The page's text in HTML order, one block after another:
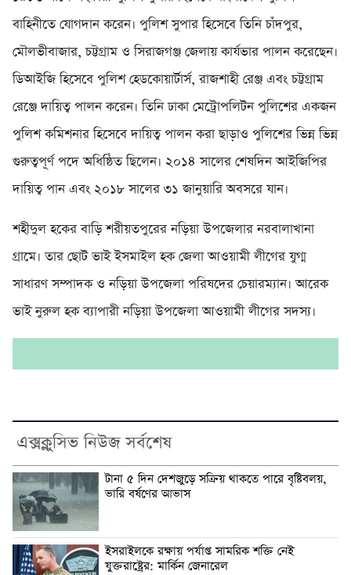
বাহিনীতে যোগদান করেন। পুলিশ সুপার হিসেবে তিনি চাঁদপুর,
মৌলভীবাজার, চট্টগ্রাম ও সিরাজগঞ্জ জেলায় কার্যভার পালন করেছেন।
ডিআইজি হিসেবে পুলিশ হেডকোয়ার্টার্স, রাজশাহী রেঞ্জ এবং চট্টগ্রাম
রেঞ্জে দায়িত্ব পালন করেন। তিনি ঢাকা মেট্রোপলিটন পুলিশের একজন
পুলিশ কমিশনার হিসেবে দায়িত্ব পালন করা ছাড়াও পুলিশের ভিন্ন ভিন্ন
গুরুত্বপূর্ণ পদে অধিষ্ঠিত ছিলেন। ২০১৪ সালের শেষদিন আইজিপির
দায়িত্ব পান এবং ২০১৮ সালের ৩১ জানুয়ারি অবসরে যান।
শহীদুল হকের বাড়ি শরীয়তপুরের নড়িয়া উপজেলার নরবালাখানা
গ্রামে। তার ছোট ভাই ইসমাইল হক জেলা আওয়ামী লীগের যুগ্ম
সাধারণ সম্পাদক ও নড়িয়া উপজেলা পরিষদের চেয়ারম্যান। আরেক
ভাই নুরুল হক ব্যাপারী নড়িয়া উপজেলা আওয়ামী লীগের সদস্য।
এক্সক্লুসিভ নিউজ সর্বশেষ
টানা ৫ দিন দেশজুড়ে সক্রিয় থাকতে পারে বৃষ্টিবলয়,
ভারি বর্ষণের আভাস
ইসরাইলকে রক্ষায় পর্যাপ্ত সামরিক শক্তি নেই
যুক্তরাষ্ট্রের: মার্কিন জেনারেল